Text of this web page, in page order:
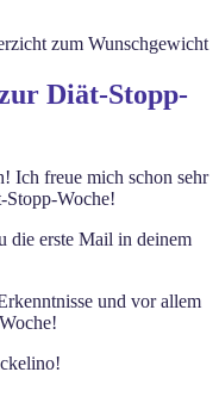
Diät-Stopp-
Ich freue mich schon sehr
Stopp-Woche!
die erste Mail in deinem
und vor allem